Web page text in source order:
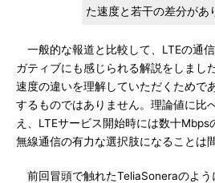
た速度と若干の差分があ
一般的な報道と比較して、LTEの通
ガティブにも感じられる解説をしまし
速度の違いを理解していただくためで
するものではありません。理論値に比
え、LTEサービス開始時には数十Mbps
無線通信の有力な選択肢になることは
前回冒頭で触れたTeliaSoneraのよう